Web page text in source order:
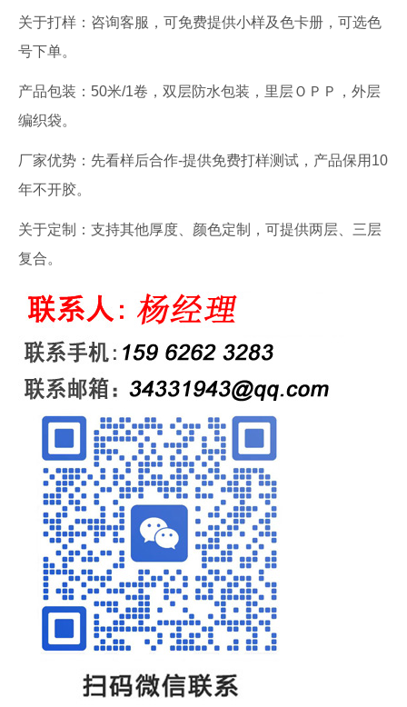
关于打样：咨询客服，可免费提供小样及色卡册，可选色
号下单。
产品包装：50米/1卷，双层防水包装，里层ＯＰＰ，外层
编织袋。
厂家优势：先看样后合作-提供免费打样测试，产品保用10
年不开胶。
关于定制：支持其他厚度、颜色定制，可提供两层、三层
复合。